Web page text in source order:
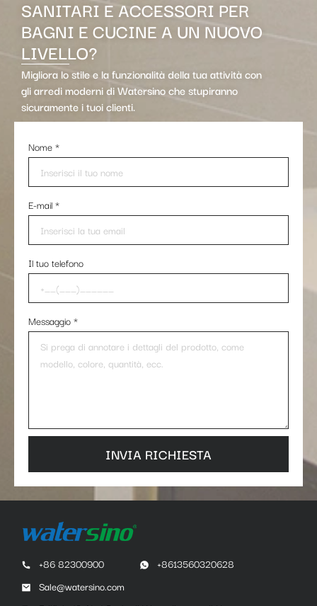
SANITARI E ACCESSORI PER
BAGNI E CUCINE A UN NUOVO
LIVELLO?
Migliora lo stile e la funzionalità della tua attività con
gli arredi moderni di Watersino che stupiranno
sicuramente i tuoi clienti.
Nome*
E-mail*
Il tuo telefono
Messaggio*
INVIA RICHIESTA
+86 82300900
+8613560320628
Sale@watersino.com